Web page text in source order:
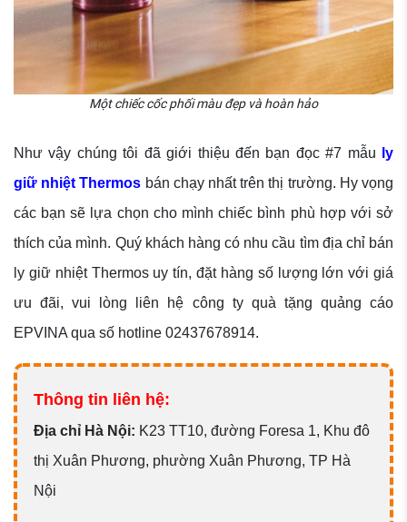
Một chiếc cốc phối màu đẹp và hoàn hảo
Như vậy chúng tôi đã giới thiệu đến bạn đọc #7 mẫu
ly
giữ nhiệt Thermos bán chạy nhất trên thị trường. Hy vọng
các bạn sẽ lựa chọn cho mình chiếc bình phù hợp với sở
thích của mình. Quý khách hàng có nhu cầu tìm địa chỉ bán
ly giữ nhiệt Thermos uy tín, đặt hàng số lượng lớn với giá
ưu đãi, vui lòng liên hệ công ty quà tặng quảng cáo
EPVINA qua số hotline 02437678914.
Thông tin liên hệ:
Địa chỉ Hà Nội: K23 TT10, đường Foresa 1, Khu đô
thị Xuân Phương, phường Xuân Phương, TP Hà
Nội